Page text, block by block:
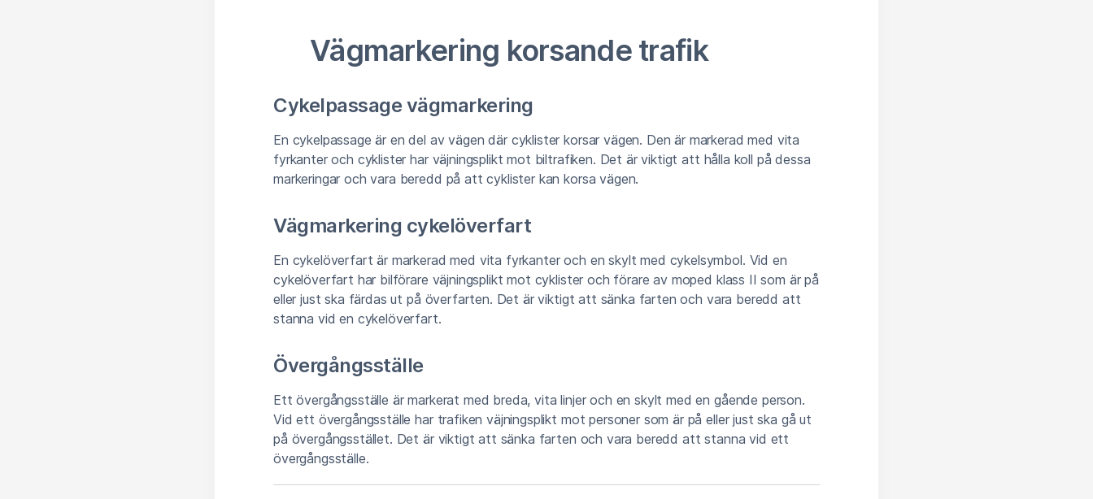
Vägmarkering korsande trafik
Cykelpassage vägmarkering
En cykelpassage är en del av vägen där cyklister korsar vägen. Den är markerad med vita
fyrkanter och cyklister har väjningsplikt mot biltrafiken. Det är viktigt att hålla koll på dessa
markeringar och vara beredd på att cyklister kan korsa vägen.
Vägmarkering cykelöverfart
En cykelöverfart är markerad med vita fyrkanter och en skylt med cykelsymbol. Vid en
cykelöverfart har bilförare väjningsplikt mot cyklister och förare av moped klass II som är på
eller just ska färdas ut på överfarten. Det är viktigt att sänka farten och vara beredd att
stanna vid en cykelöverfart.
Övergångsställe
Ett övergångsställe är markerat med breda, vita linjer och en skylt med en gående person.
Vid ett övergångsställe har trafiken väjningsplikt mot personer som är på eller just ska gå ut
på övergångsstället. Det är viktigt att sänka farten och vara beredd att stanna vid ett
övergångsställe.